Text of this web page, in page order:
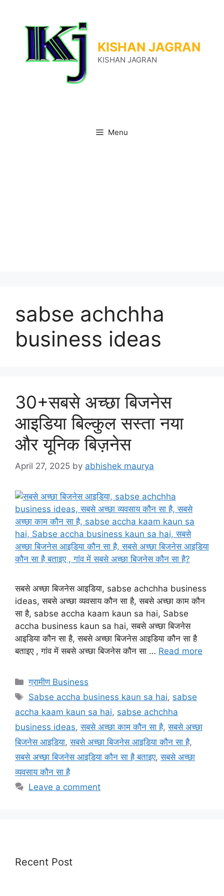
content
KISHAN JAGRAN
KISHAN JAGRAN
Menu
sabse achchha
business ideas
30+सबसे अच्छा बिजनेस
आइडिया बिल्कुल सस्ता नया
और यूनिक बिज़नेस
April 27, 2025 by abhishek maurya
सबसे अच्छा बिजनेस आइडिया, sabse achchha business
ideas, सबसे अच्छा व्यवसाय कौन सा है, सबसे अच्छा काम कौन
सा है, sabse accha kaam kaun sa hai, Sabse
accha business kaun sa hai, सबसे अच्छा बिजनेस
आइडिया कौन सा है, सबसे अच्छा बिजनेस आइडिया कौन सा है
बताइए , गांव में सबसे अच्छा बिजनेस कौन सा … Read more
Categories
ग्रामीण Business
Tags
Sabse accha business kaun sa hai, sabse
accha kaam kaun sa hai, sabse achchha
business ideas,सबसे अच्छा काम कौन सा है,सबसे अच्छा
बिजनेस आइडिया,सबसे अच्छा बिजनेस आइडिया कौन सा है,
सबसे अच्छा बिजनेस आइडिया कौन सा है बताइए,सबसे अच्छा
व्यवसाय कौन सा है
Leave a comment
Recent Post